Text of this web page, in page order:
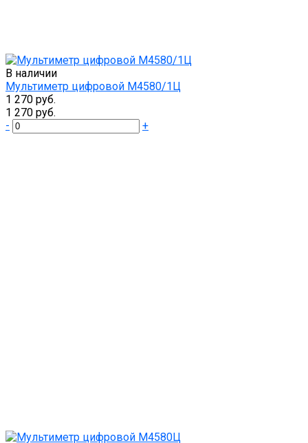
В наличии
Мультиметр цифровой М4580/1Ц
1 270 руб.
1 270 руб.
-
+